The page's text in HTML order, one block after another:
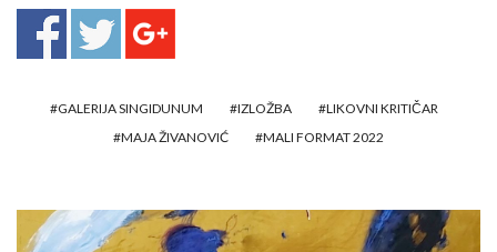
GALERIJA SINGIDUNUM IZLOŽBA
LIKOVNI KRITIČAR
MAJA ŽIVANOVIĆ
MALI FORMAT 2022